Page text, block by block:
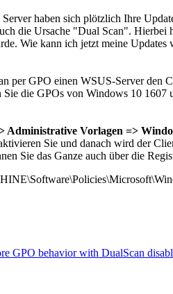
haben sich plötzlich Ihre
die Ursache "Dual Scan".
Wie kann ich jetzt meine Updates
per GPO einen WSUS-Server den
die GPOs von Windows 10
Vorlagen =>
Sie und danach wird der
Sie das Ganze auch über die
GPO behavior with DualScan